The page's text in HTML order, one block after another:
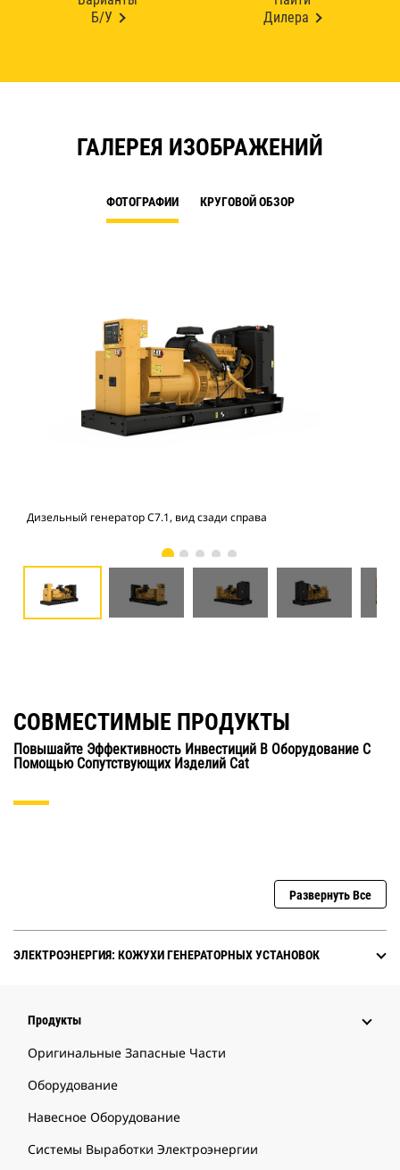
Б/У
Дилера
ГАЛЕРЕЯ ИЗОБРАЖЕНИЙ
ФОТОГРАФИИ КРУГОВОЙ ОБЗОР
Дизельный генератор C7.1, вид сзади справа
СОВМЕСТИМЫЕ ПРОДУКТЫ
Повышайте Эффективность Инвестиций В Оборудование С
Помощью Сопутствующих Изделий Cat
Развернуть Все
ЭЛЕКТРОЭНЕРГИЯ: КОЖУХИ ГЕНЕРАТОРНЫХ УСТАНОВОК
Продукты
Оригинальные Запасные Части
Оборудование
Навесное Оборудование
Системы Выработки Электроэнергии